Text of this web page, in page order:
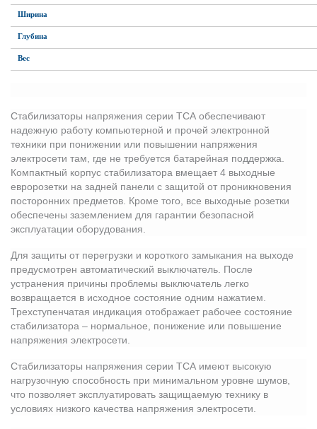
питания PDU
корпуса)
оборудование
Vakio
Ширина
Глубина
Вес
Стабилизаторы напряжения серии ТСА обеспечивают
надежную работу компьютерной и прочей электронной
техники при понижении или повышении напряжения
электросети там, где не требуется батарейная поддержка.
Компактный корпус стабилизатора вмещает 4 выходные
евророзетки на задней панели с защитой от проникновения
посторонних предметов. Кроме того, все выходные розетки
обеспечены заземлением для гарантии безопасной
эксплуатации оборудования.
Для защиты от перегрузки и короткого замыкания на выходе
предусмотрен автоматический выключатель. После
устранения причины проблемы выключатель легко
возвращается в исходное состояние одним нажатием.
Трехступенчатая индикация отображает рабочее состояние
стабилизатора – нормальное, понижение или повышение
напряжения электросети.
Стабилизаторы напряжения серии ТСА имеют высокую
нагрузочную способность при минимальном уровне шумов,
что позволяет эксплуатировать защищаемую технику в
условиях низкого качества напряжения электросети.